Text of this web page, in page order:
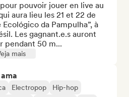
pouvoir jouer en live au
aura lieu les 21 et 22 de
da Pampulha”, à
Les gagnant.e.s auront
pendant 50 m...
mais
Electropop
Hip-hop